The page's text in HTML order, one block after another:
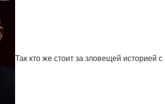
Так кто же стоит за зловещей историей с